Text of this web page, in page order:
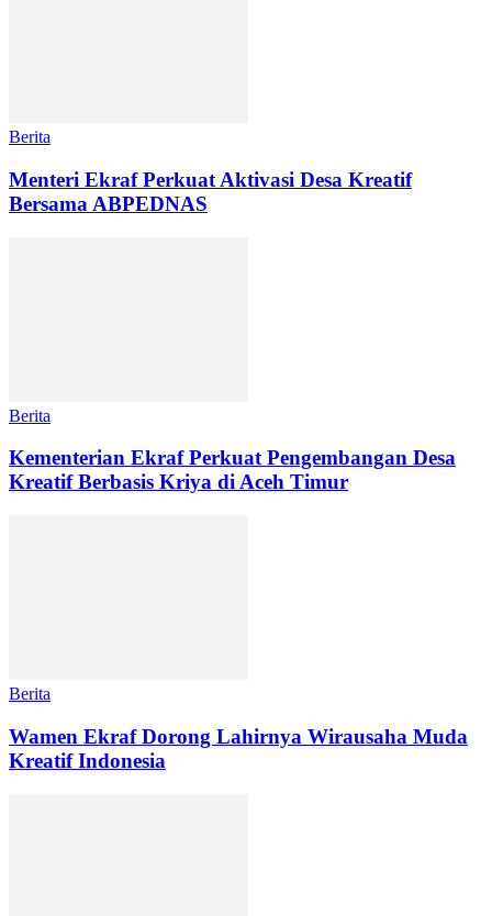
Berita
Menteri Ekraf Perkuat Aktivasi Desa Kreatif
Bersama ABPEDNAS
Berita
Kementerian Ekraf Perkuat Pengembangan Desa
Kreatif Berbasis Kriya di Aceh Timur
Berita
Wamen Ekraf Dorong Lahirnya Wirausaha Muda
Kreatif Indonesia